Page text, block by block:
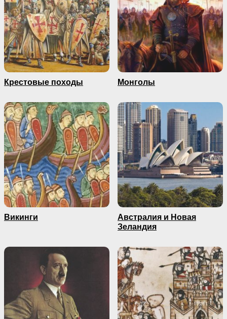
Крестовые походы Монголы
Викинги
Австралия и Новая
Зеландия